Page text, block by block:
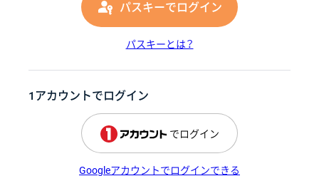
パスキーでログイン
パスキーとは？
1アカウントでログイン
でログイン
Googleアカウントでログインできる